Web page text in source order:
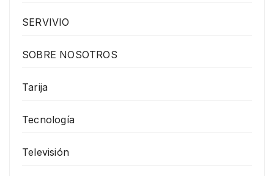
SERVIVIO
SOBRE NOSOTROS
Tarija
Tecnología
Televisión